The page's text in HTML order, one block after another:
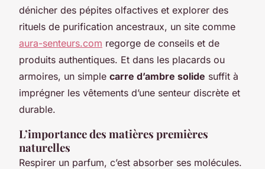
dénicher des pépites olfactives et explorer des
rituels de purification ancestraux, un site comme
aura-senteurs.com regorge de conseils et de
produits authentiques. Et dans les placards ou
armoires, un simple carre d’ambre solide suffit à
imprégner les vêtements d’une senteur discrète et
durable.
L’importance des matières premières
naturelles
Respirer un parfum, c’est absorber ses molécules.